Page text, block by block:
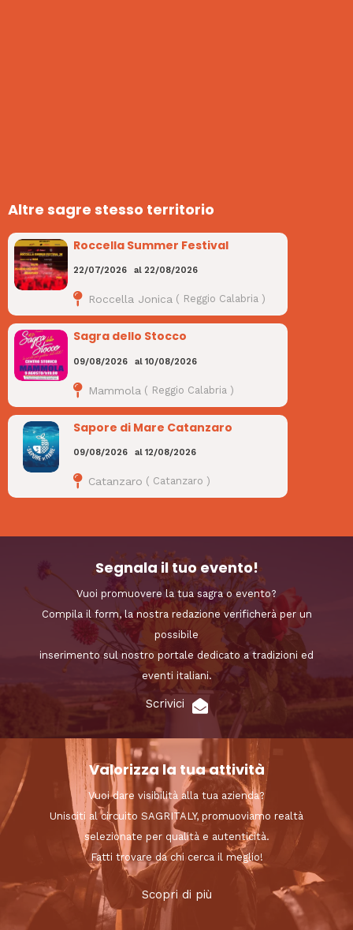
Altre sagre stesso territorio
Roccella Summer Festival
22/07/2026 al 22/08/2026
Roccella Jonica ( Reggio Calabria )
Sagra dello Stocco
09/08/2026 al10/08/2026
Mammola ( Reggio Calabria )
Sapore di Mare Catanzaro
09/08/2026 al12/08/2026
Catanzaro ( Catanzaro )
Segnala il tuo evento!
Vuoi promuovere la tua sagra o evento?
Compila il form, la nostra redazione verificherà per un
possibile
inserimento sul nostro portale dedicato a tradizioni ed
eventi italiani.
Scrivici
Valorizza la tua attività
Vuoi dare visibilità alla tua azienda?
Unisciti al circuito SAGRITALY, promuoviamo realtà
selezionate per qualità e autenticità.
Fatti trovare da chi cerca il meglio!
Scopri di più